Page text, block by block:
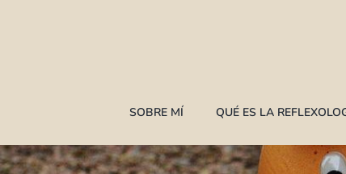
SOBRE MÍ QUÉ ES LA